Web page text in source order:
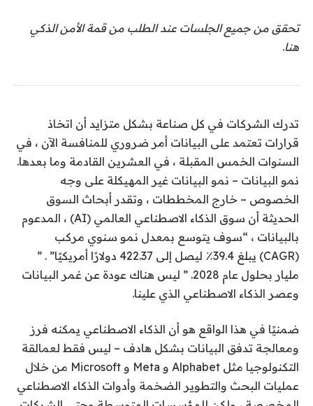
تحقق من جميع الجلسات عند الطلب من قمة الأمن الذكي
هنا.
تدرك الشركات في كل صناعة بشكل متزايد أن اتخاذ
قرارات تعتمد على البيانات أمر ضروري للمنافسة الآن ، في
السنوات الخمس المقبلة ، في العشرين القادمة وما بعدها.
نمو البيانات – نمو البيانات غير المهيكلة على وجه
الخصوص – خارج المخططات ، وتقدر أبحاث السوق
الحديثة أن سوق الذكاء الاصطناعي العالمي (AI) ، المدعوم
بالبيانات ، “سوف يتوسع بمعدل نمو سنوي مركب
(CAGR) يبلغ 39.4٪ ليصل إلى 422.37 دولارًا أمريكيًا” . ”
مليار بحلول عام 2028. ” ليس هناك عودة عن غمر البيانات
وعصر الذكاء الاصطناعي الذي علينا.
ضمنيًا في هذا الواقع هو أن الذكاء الاصطناعي يمكنه فرز
ومعالجة تدفق البيانات بشكل هادف – ليس فقط لعمالقة
التكنولوجيا مثل Alphabet و Meta و Microsoft من خلال
عمليات البحث والتطوير الضخمة وأدوات الذكاء الاصطناعي